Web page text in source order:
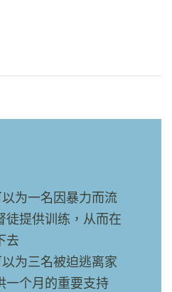
为一名因暴力而流
徒提供训练，从而在
去
为三名被迫逃离家
一个月的重要支持